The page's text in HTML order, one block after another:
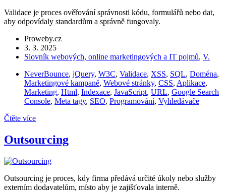
Validace je proces ověřování správnosti kódu, formulářů nebo dat,
aby odpovídaly standardům a správně fungovaly.
Proweby.cz
3. 3. 2025
Slovník webových, online marketingových a IT pojmů, V.
NeverBounce, jQuery, W3C, Validace, XSS, SQL, Doména,
Marketingové kampaně, Webové stránky, CSS, Aplikace,
Marketing, Html, Indexace, JavaScript, URL, Google Search
Console, Meta tagy, SEO, Programování, Vyhledávače
Čtěte více
Outsourcing
Outsourcing je proces, kdy firma předává určité úkoly nebo služby
externím dodavatelům, místo aby je zajišťovala interně.